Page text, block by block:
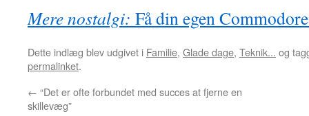
Mere nostalgi: Få din egen
Dette indlæg blev udgivet i Familie, Glade dage, Teknik... og
permalinket.
← “Det er ofte forbundet med succes at fjerne en
skillevæg”